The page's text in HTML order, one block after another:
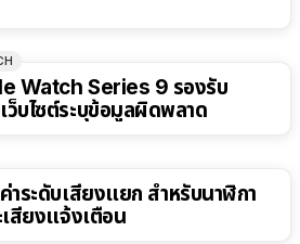
Watch Series 9 รองรับ
บไซต์ระบุข้อมูลผิดพลาด
าระดับเสียงแยก สำหรับนาฬิกา
เสียงแจ้งเตือน